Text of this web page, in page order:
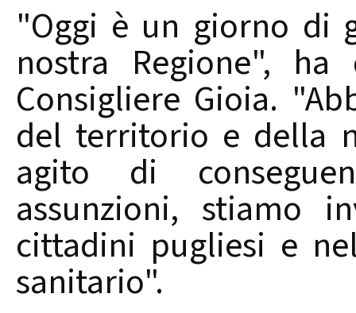
"Oggi è un giorno di
nostra Regione",
Consigliere Gioia.
del territorio e della
agito di
assunzioni, stiamo
cittadini pugliesi e
sanitario".